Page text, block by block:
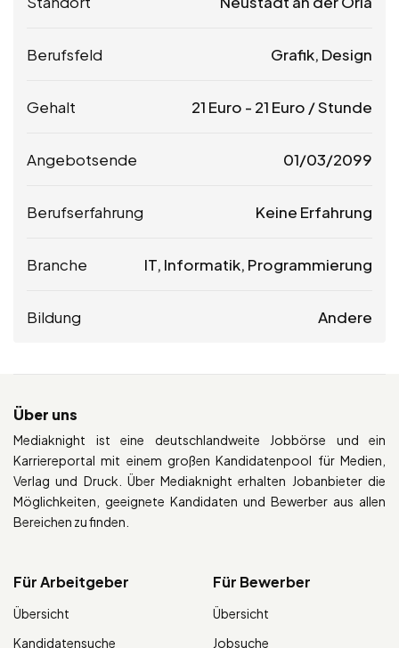
Berufsfeld Grafik, Design
Gehalt 21 Euro - 21 Euro / Stunde
Angebotsende 01/03/2099
Berufserfahrung Keine Erfahrung
Branche IT, Informatik, Programmierung
Bildung Andere
Über uns
Mediaknight ist eine deutschlandweite Jobbörse und ein
Karriereportal mit einem großen Kandidatenpool für Medien,
Verlag und Druck. Über Mediaknight erhalten Jobanbieter die
Möglichkeiten, geeignete Kandidaten und Bewerber aus allen
Bereichen zu finden.
Für Arbeitgeber
Übersicht
Kandidatensuche
Für Bewerber
Übersicht
Jobsuche